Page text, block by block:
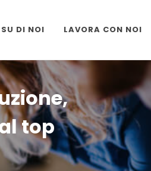
SU DI NOI LAVORA CON NOI
top